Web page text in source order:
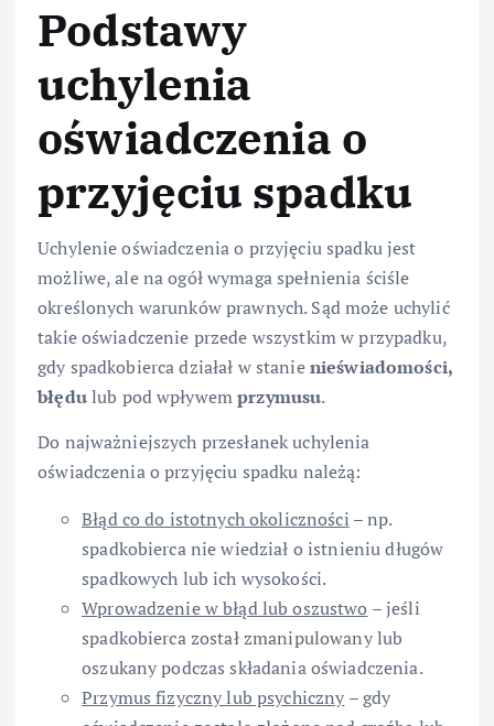
Podstawy
uchylenia
oświadczenia o
przyjęciu spadku
Uchylenie oświadczenia o przyjęciu spadku jest
możliwe, ale na ogół wymaga spełnienia ściśle
określonych warunków prawnych. Sąd może uchylić
takie oświadczenie przede wszystkim w przypadku,
gdy spadkobierca działał w stanienieświadomości,
błędulub pod wpływemprzymusu.
Do najważniejszych przesłanek uchylenia
oświadczenia o przyjęciu spadku należą:
Błąd co do istotnych okoliczności – np.
spadkobierca nie wiedział o istnieniu długów
spadkowych lub ich wysokości.
Wprowadzenie w błąd lub oszustwo – jeśli
spadkobierca został zmanipulowany lub
oszukany podczas składania oświadczenia.
Przymus fizyczny lub psychiczny – gdy